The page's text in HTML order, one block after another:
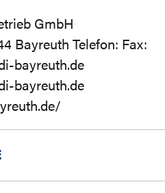
GmbH
Bayreuth Telefon: Fax:
bayreuth.de
bayreuth.de